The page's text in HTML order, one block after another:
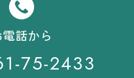
話から
75-2433